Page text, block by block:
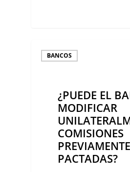
¿PUEDE
MODIFICAR
UNILATERALMENTE
COMISIONES
PREVIAMENTE
PACTADAS?
BANCOS
¿PUEDE EL
MODIFICAR
COMISIONES
PREVIAMENTE
PACTADAS?